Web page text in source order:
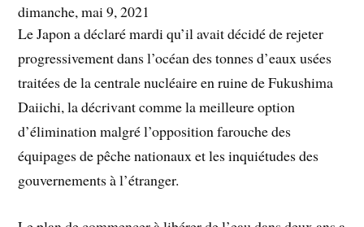
dimanche, mai 9, 2021
Le Japon a déclaré mardi qu’il avait décidé de rejeter
progressivement dans l’océan des tonnes d’eaux usées
traitées de la centrale nucléaire en ruine de Fukushima
Daiichi, la décrivant comme la meilleure option
d’élimination malgré l’opposition farouche des
équipages de pêche nationaux et les inquiétudes des
gouvernements à l’étranger.